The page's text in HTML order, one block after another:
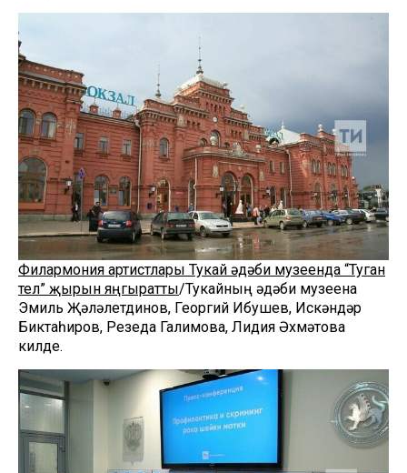
Филармония артистлары Тукай әдәби музеенда “Туган
тел” җырын яңгыратты/Тукайның әдәби музеена
Эмиль Җәләлетдинов, Георгий Ибушев, Искәндәр
Биктаһиров, Резеда Галимова, Лидия Әхмәтова
килде.